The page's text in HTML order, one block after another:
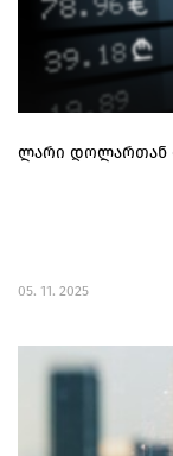
ლარი დოლართან
05. 11. 2025